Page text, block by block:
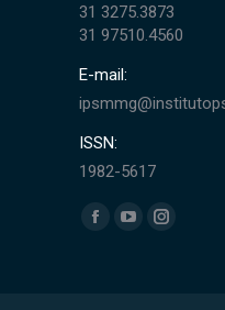
31 3275.3873
31 97510.4560
E-mail:
ISSN:
1982-5617
Encontre-nos em:
Facebook
YouTubeInstagram